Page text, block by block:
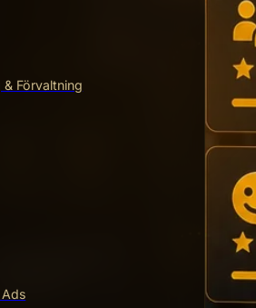
Förvaltning